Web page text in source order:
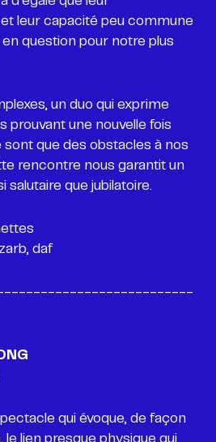
leur capacité peu commune
question pour notre plus
un duo qui exprime
prouvant une nouvelle fois
que des obstacles à nos
rencontre nous garantit un
salutaire que jubilatoire.
zarb, daf
qui évoque, de façon
lien presque physique qui